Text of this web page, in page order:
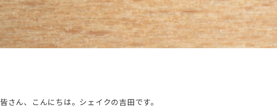
皆さん、こんにちは。シェイクの吉田です。